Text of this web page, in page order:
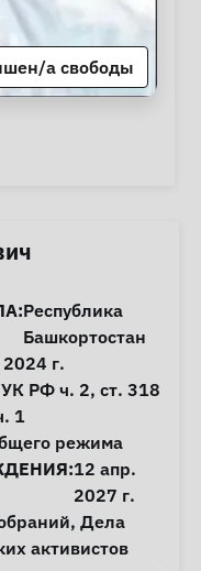
а свободы
Республика
Башкортостан
г.
УК РФ ч. 2, ст. 318
1
режима
12 апр.
2027 г.
, Дела
активистов